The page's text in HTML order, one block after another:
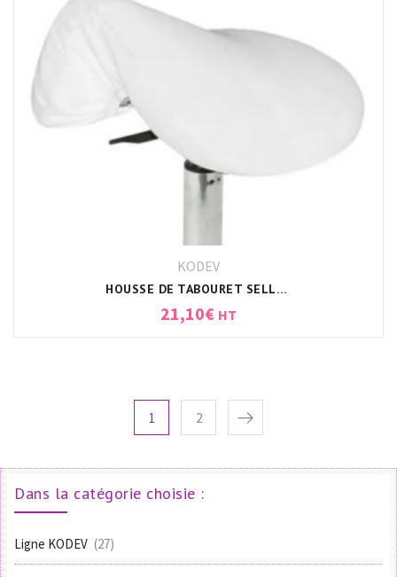
KODEV
HOUSSE DE TABOURET SELLE DE CHEVAL BLANC
21,10€ HT
1 2
Dans la catégorie choisie :
Ligne KODEV (27)